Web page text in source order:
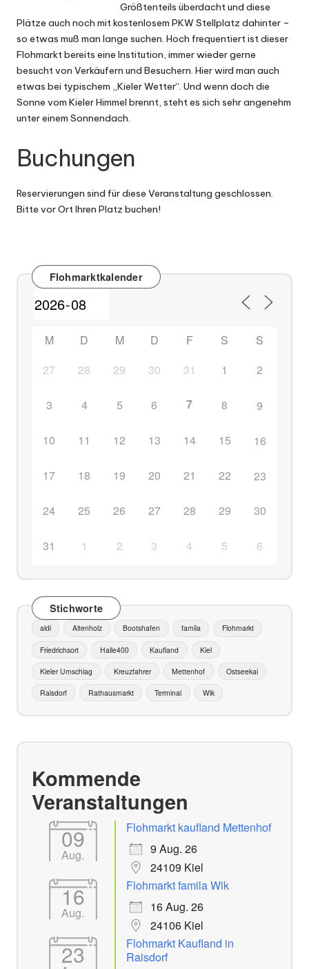
Größtenteils überdacht und diese
Plätze auch noch mit kostenlosem PKW Stellplatz dahinter –
so etwas muß man lange suchen. Hoch frequentiert ist dieser
Flohmarkt bereits eine Institution, immer wieder gerne
besucht von Verkäufern und Besuchern. Hier wird man auch
etwas bei typischem „Kieler Wetter“. Und wenn doch die
Sonne vom Kieler Himmel brennt, steht es sich sehr angenehm
unter einem Sonnendach.
Buchungen
Reservierungen sind für diese Veranstaltung geschlossen.
Bitte vor Ort Ihren Platz buchen!
Flohmarktkalender
M D M D F S
S
27
28 29 30 31 1 2
3 4 5 6 7 8 9
10 11 12 13 14 15 16
17 18 19 20 21 22 23
24 25 26 27 28 29 30
31 1 2 3 4 5 6
Stichworte
aldi Altenholz Bootshafen famila Flohmarkt
Friedrichsort Halle400 Kaufland Kiel
Kieler Umschlag Kreuzfahrer Mettenhof Ostseekai
Raisdorf Rathausmarkt Terminal Wik
Kommende
Veranstaltungen
09
Aug.
Flohmarkt kaufland Mettenhof
9 Aug. 26
24109 Kiel
16
Aug.
Flohmarkt famila Wik
16 Aug. 26
24106 Kiel
23
Flohmarkt Kaufland in
Raisdorf